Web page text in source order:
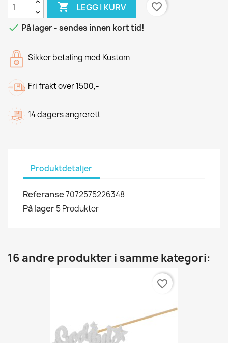
 LEGG I KURV
favorite_border
 På lager - sendes innen kort tid!
Sikker betaling med Kustom
Fri frakt over 1500,-
14 dagers angrerett
Produktdetaljer
Referanse7072575226348
På lager5 Produkter
16 andre produkter i samme kategori:
favorite_border